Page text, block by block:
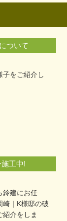
ついて
子をご紹介し
施工中!
鈴建にお任
崎｜K様邸の破
紹介をしま